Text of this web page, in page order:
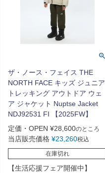
ザ・ノース・フェイス THE
NORTH FACE キッズ ジュニア
トレッキング アウトドア ウェ
ア ジャケット Nuptse Jacket
NDJ92531 FI 【2025FW】
定価・OPEN ¥28,600のところ
当店販売価格 ¥23,260税込
在庫切れ
【生活応援フェア開催中】